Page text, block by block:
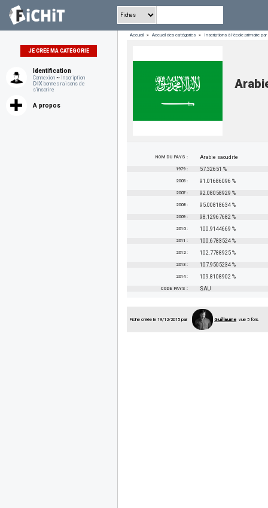
JE CRÉE MA CATÉGORIE
Identification
Connexion ~ Inscription
DIX bonnes raisons de
s'inscrire
A propos
Accueil » Accueil des catégories » Inscriptions à l’école primaire
NOM DU PAYS : Arabie saoudite
1979 : 57.32651 %
2005 : 91.01686096 %
2007 : 92.08058929 %
2008 : 95.00818634 %
2009 : 98.12967682 %
2010 : 100.9144669 %
2011 : 100.6783524 %
2012 : 102.7788925 %
2013 : 107.9505234 %
2014 : 109.8108902 %
CODE PAYS : SAU
Fiche créée le 19/12/2015 par Guillaume vue 5 fois.